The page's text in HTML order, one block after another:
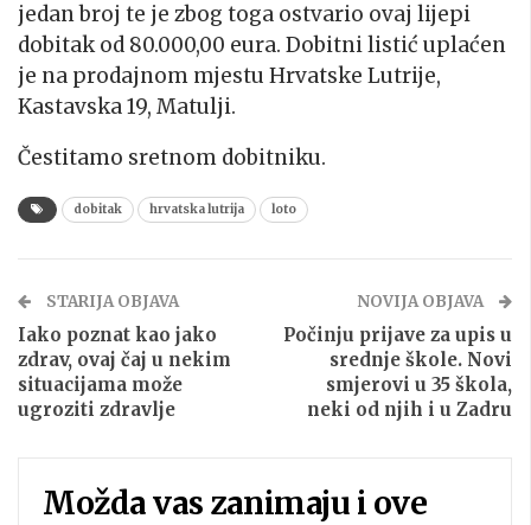
jedan broj te je zbog toga ostvario ovaj lijepi
dobitak od 80.000,00 eura. Dobitni listić uplaćen
je na prodajnom mjestu Hrvatske Lutrije,
Kastavska 19, Matulji.
Čestitamo sretnom dobitniku.
dobitak hrvatska lutrija loto
STARIJA OBJAVA
Iako poznat kao jako
zdrav, ovaj čaj u nekim
situacijama može
ugroziti zdravlje
NOVIJA OBJAVA
Počinju prijave za upis u
srednje škole. Novi
smjerovi u 35 škola,
neki od njih i u Zadru
Možda vas zanimaju i ove